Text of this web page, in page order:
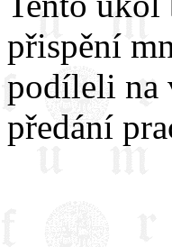
přispění
podíleli na
předání